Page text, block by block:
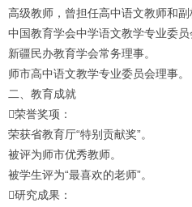
高级教师，曾担任高中语文教师和副
中国教育学会中学语文教学专业委员
新疆民办教育学会常务理事。
师市高中语文教学专业委员会理事。
二、教育成就
荣誉奖项：
荣获省教育厅“特别贡献奖”。
被评为师市优秀教师。
被学生评为“最喜欢的老师”。
研究成果：